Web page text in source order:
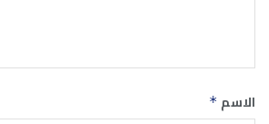
الاسم *